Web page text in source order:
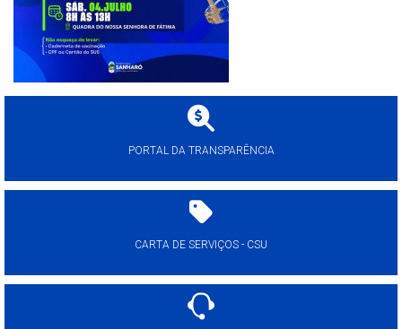
PORTAL DA TRANSPARÊNCIA
CARTA DE SERVIÇOS - CSU